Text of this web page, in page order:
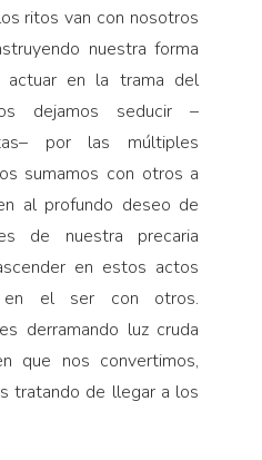
ritos van con no­sotros
nuestra forma
en la trama del
dejamos seducir –
por las múltiples
sumamos con otros a
al profundo deseo de
de nuestra precaria
en estos actos
en el ser con otros.
derraman­do luz cruda
que nos converti­mos,
tratando de llegar a los